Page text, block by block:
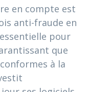
en compte est
anti-fraude en
pour
que
à la